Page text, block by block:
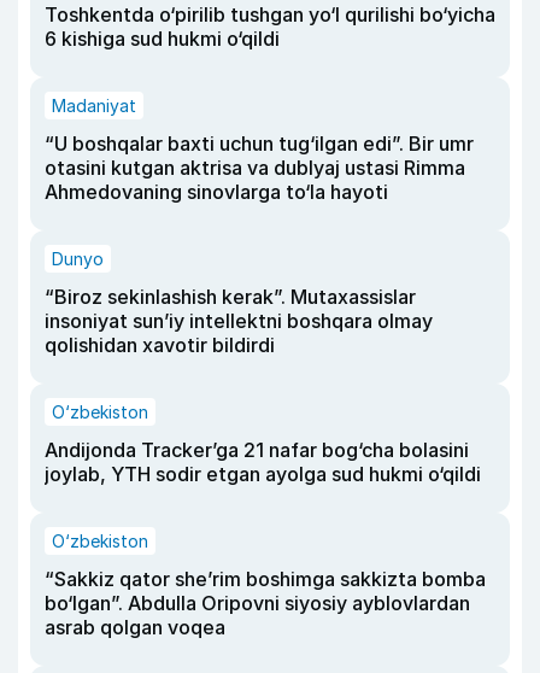
Toshkentda o‘pirilib tushgan yo‘l qurilishi bo‘yicha
6 kishiga sud hukmi o‘qildi
Madaniyat
“U boshqalar baxti uchun tug‘ilgan edi”. Bir umr
otasini kutgan aktrisa va dublyaj ustasi Rimma
Ahmedovaning sinovlarga to‘la hayoti
Dunyo
“Biroz sekinlashish kerak”. Mutaxassislar
insoniyat sun’iy intellektni boshqara olmay
qolishidan xavotir bildirdi
O‘zbekiston
Andijonda Tracker’ga 21 nafar bog‘cha bolasini
joylab, YTH sodir etgan ayolga sud hukmi o‘qildi
O‘zbekiston
“Sakkiz qator she’rim boshimga sakkizta bomba
bo‘lgan”. Abdulla Oripovni siyosiy ayblovlardan
asrab qolgan voqea